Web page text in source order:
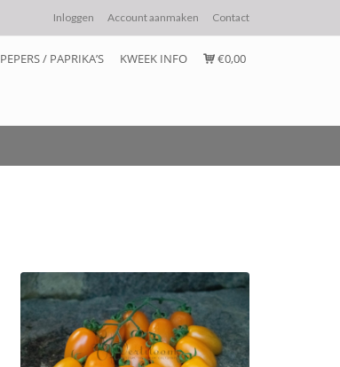
Inloggen Account aanmaken Contact
PEPERS / PAPRIKA’S KWEEK INFO €0,00